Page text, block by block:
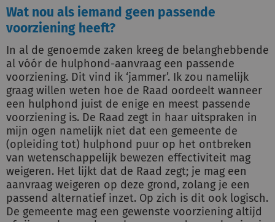
Wat nou als iemand geen passende
voorziening heeft?
In al de genoemde zaken kreeg de belanghebbende
al vóór de hulphond-aanvraag een passende
voorziening. Dit vind ik ‘jammer’. Ik zou namelijk
graag willen weten hoe de Raad oordeelt wanneer
een hulphond juist de enige en meest passende
voorziening is. De Raad zegt in haar uitspraken in
mijn ogen namelijk niet dat een gemeente de
(opleiding tot) hulphond puur op het ontbreken
van wetenschappelijk bewezen effectiviteit mag
weigeren. Het lijkt dat de Raad zegt; je mag een
aanvraag weigeren op deze grond, zolang je een
passend alternatief inzet. Op zich is dit ook logisch.
De gemeente mag een gewenste voorziening altijd